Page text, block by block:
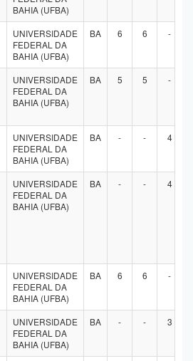
BAHIA (UFBA)
UNIVERSIDADE
FEDERAL DA
BAHIA (UFBA)
BA 6 6 -
UNIVERSIDADE
FEDERAL DA
BAHIA (UFBA)
BA 5 5 -
UNIVERSIDADE
FEDERAL DA
BAHIA (UFBA)
BA - - 4
UNIVERSIDADE
FEDERAL DA
BAHIA (UFBA)
BA - - 4
UNIVERSIDADE
FEDERAL DA
BAHIA (UFBA)
BA 6 6 -
UNIVERSIDADE
FEDERAL DA
BAHIA (UFBA)
BA - - 3